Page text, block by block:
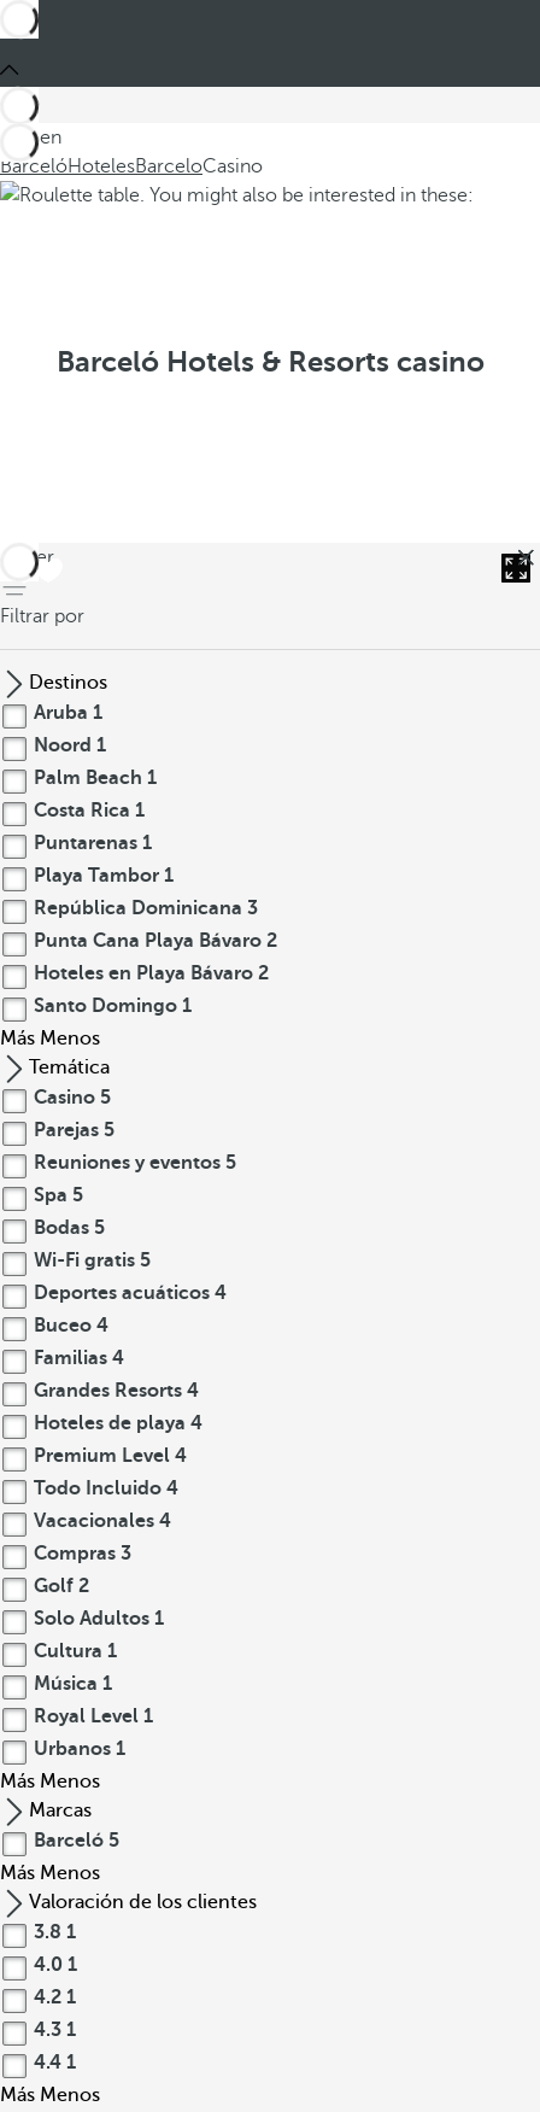
Está en
BarcelóHotelesBarceloCasino
Barceló Hotels & Resorts casino
volver
Filtrar por
Destinos
Aruba 1
Noord 1
Palm Beach 1
Costa Rica 1
Puntarenas 1
Playa Tambor 1
República Dominicana 3
Punta Cana Playa Bávaro 2
Hoteles en Playa Bávaro 2
Santo Domingo 1
Más Menos
Temática
Casino 5
Parejas 5
Reuniones y eventos 5
Spa 5
Bodas 5
Wi-Fi gratis 5
Deportes acuáticos 4
Buceo 4
Familias 4
Grandes Resorts 4
Hoteles de playa 4
Premium Level 4
Todo Incluido 4
Vacacionales 4
Compras 3
Golf 2
Solo Adultos 1
Cultura 1
Música 1
Royal Level 1
Urbanos 1
Más Menos
Marcas
Barceló 5
Más Menos
Valoración de los clientes
3.8 1
4.0 1
4.2 1
4.3 1
4.4 1
Más Menos